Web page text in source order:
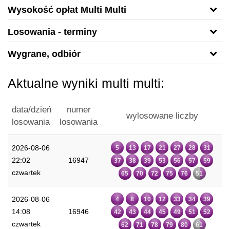
Wysokość opłat Multi Multi
Losowania - terminy
Wygrane, odbiór
Aktualne wyniki multi multi:
data/dzień
losowania
numer
losowania
wylosowane liczby
2026-08-06
22:02
czwartek
16947
5 13 17 21 27 28
31
37
38 39 53 56 57
59
65
70 72 75 76 51
2026-08-06
14:08
czwartek
16946
4 8 10 12 33 34
39
42
43 44 45 49 51
52
62
71 78 79 80 61